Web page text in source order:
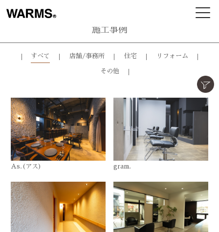
施工事例
すべて 店舗/事務所 住宅 リフォーム
その他
As.(アス) gram.